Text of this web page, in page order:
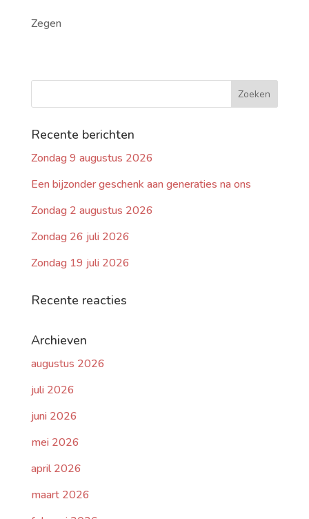
Zegen
Recente berichten
Zondag 9 augustus 2026
Een bijzonder geschenk aan generaties na ons
Zondag 2 augustus 2026
Zondag 26 juli 2026
Zondag 19 juli 2026
Recente reacties
Archieven
augustus 2026
juli 2026
juni 2026
mei 2026
april 2026
maart 2026